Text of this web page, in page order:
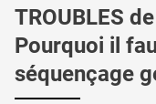
TROUBLES
Pourquoi il
séquençage